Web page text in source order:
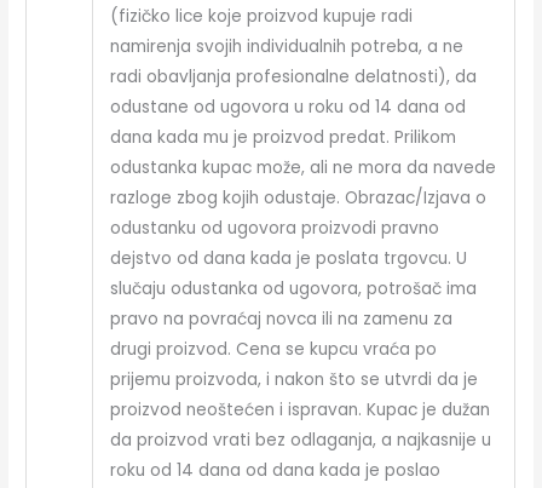
(fizičko lice koje proizvod kupuje radi
namirenja svojih individualnih potreba, a ne
radi obavljanja profesionalne delatnosti), da
odustane od ugovora u roku od 14 dana od
dana kada mu je proizvod predat. Prilikom
odustanka kupac može, ali ne mora da navede
razloge zbog kojih odustaje. Obrazac/Izjava o
odustanku od ugovora proizvodi pravno
dejstvo od dana kada je poslata trgovcu. U
slučaju odustanka od ugovora, potrošač ima
pravo na povraćaj novca ili na zamenu za
drugi proizvod. Cena se kupcu vraća po
prijemu proizvoda, i nakon što se utvrdi da je
proizvod neoštećen i ispravan. Kupac je dužan
da proizvod vrati bez odlaganja, a najkasnije u
roku od 14 dana od dana kada je poslao